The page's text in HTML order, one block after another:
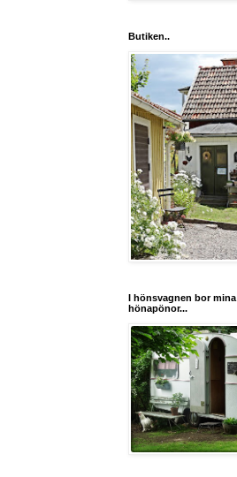
Butiken..
I hönsvagnen bor mina
hönapönor...